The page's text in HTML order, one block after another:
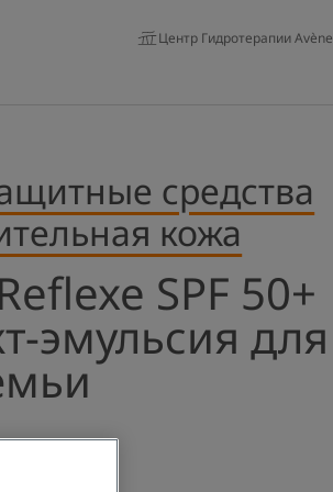
Центр Гидротерапии Avène
средства
кожа
SPF 50+
эмульсия для